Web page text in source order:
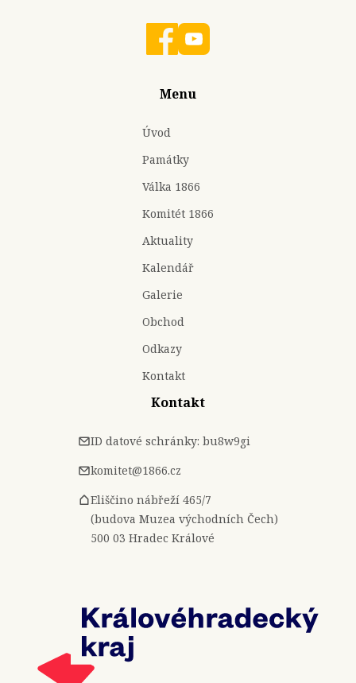
Menu
Úvod
Památky
Válka 1866
Komitét 1866
Aktuality
Kalendář
Galerie
Obchod
Odkazy
Kontakt
Kontakt
ID datové schránky: bu8w9gi
komitet@1866.cz
Eliščino nábřeží 465/7
(budova Muzea východních Čech)
500 03 Hradec Králové